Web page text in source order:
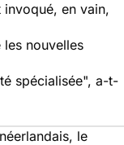
en vain,
nouvelles
spécialisée", a-t-
le